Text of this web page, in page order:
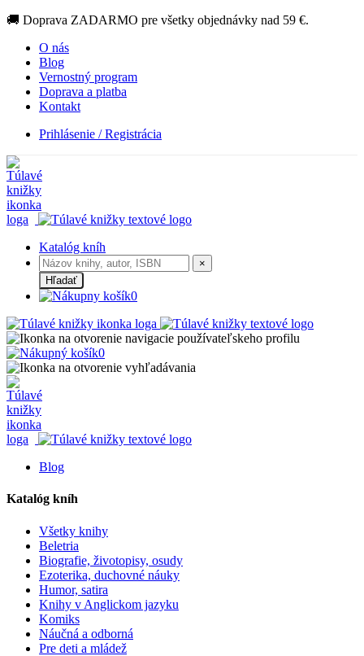
🚚 Doprava ZADARMO pre všetky objednávky nad 59 €.
O nás
Blog
Vernostný program
Doprava a platba
Kontakt
Prihlásenie / Registrácia
Katalóg kníh
×
Hľadať
0
0
Blog
Katalóg kníh
Všetky knihy
Beletria
Biografie, životopisy, osudy
Ezoterika, duchovné náuky
Humor, satira
Knihy v Anglickom jazyku
Komiks
Náučná a odborná
Pre deti a mládež